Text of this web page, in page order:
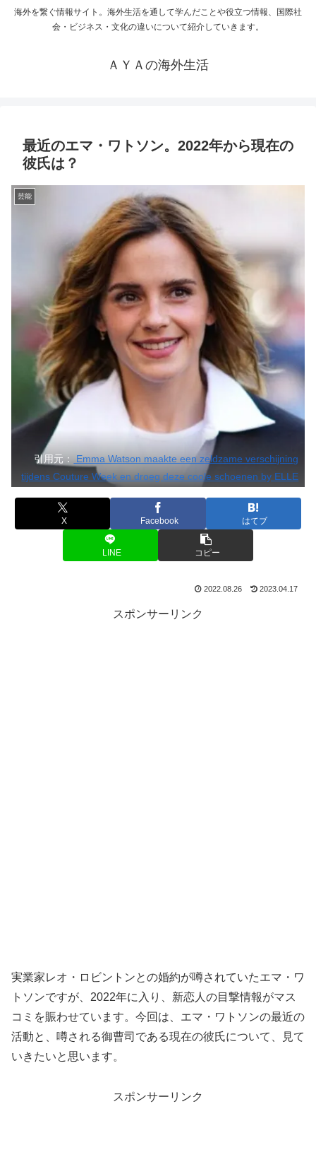
海外を繋ぐ情報サイト。海外生活を通して学んだことや役立つ情報、国際社
会・ビジネス・文化の違いについて紹介していきます。
ＡＹＡの海外生活
最近のエマ・ワトソン。2022年から現在の
彼氏は？
芸能
引用元：
Emma Watson maakte een zeldzame verschijning
tijdens Couture Week en droeg deze coole schoenen by ELLE
X Facebook はてブ
LINE コピー
2022.08.26 2023.04.17
スポンサーリンク
実業家レオ・ロビントンとの婚約が噂されていたエマ・ワ
トソンですが、2022年に入り、新恋人の目撃情報がマス
コミを賑わせています。今回は、エマ・ワトソンの最近の
活動と、噂される御曹司である現在の彼氏について、見て
いきたいと思います。
スポンサーリンク